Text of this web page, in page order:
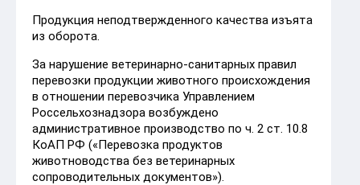
Продукция неподтвержденного качества изъята
из оборота.
За нарушение ветеринарно-санитарных правил
перевозки продукции животного происхождения
в отношении перевозчика Управлением
Россельхознадзора возбуждено
административное производство по ч. 2 ст. 10.8
КоАП РФ («Перевозка продуктов
животноводства без ветеринарных
сопроводительных документов»).